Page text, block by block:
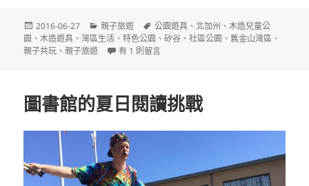
發
佈
日
2016-06-27
分
類
親子旅遊
標
籤
公園遊具 、北加州 、木造兒童公
園 、木造遊具 、灣區生活 、特色公園 、矽谷 、社區公園 、舊金山灣區 、
親子共玩 、親子旅遊 在〈社區居民親手打造的兒童公園〉中
有 1 則留言
圖書館的夏日閱讀挑戰